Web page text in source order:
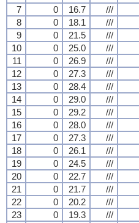
7
0 16.7 ///
8
0 18.1 ///
9
0 21.5 ///
10
0 25.0 ///
11
0 26.9 ///
12
0 27.3 ///
13
0 28.4 ///
14
0 29.0 ///
15
0 29.2 ///
16
0 28.0 ///
17
0 27.3 ///
18
0 26.1 ///
19
0 24.5 ///
20
0 22.7 ///
21
0 21.7 ///
22
0 20.2 ///
23
0 19.3 ///